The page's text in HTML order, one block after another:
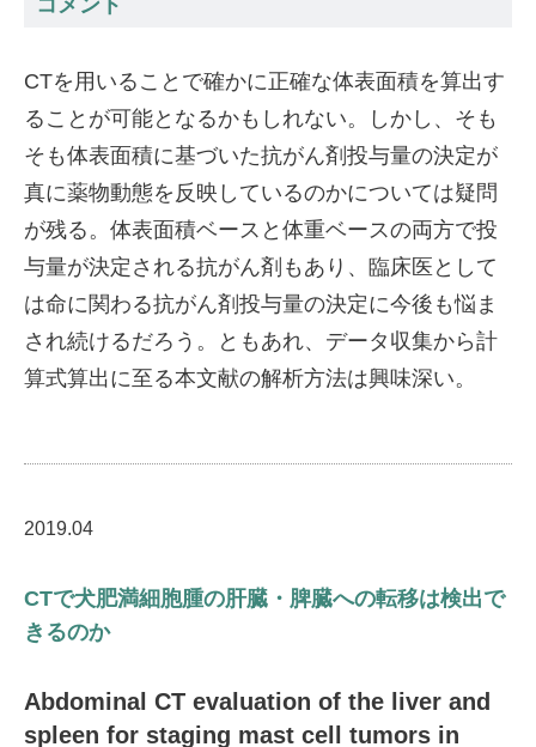
コメント
CTを用いることで確かに正確な体表面積を算出す
ることが可能となるかもしれない。しかし、そも
そも体表面積に基づいた抗がん剤投与量の決定が
真に薬物動態を反映しているのかについては疑問
が残る。体表面積ベースと体重ベースの両方で投
与量が決定される抗がん剤もあり、臨床医として
は命に関わる抗がん剤投与量の決定に今後も悩ま
され続けるだろう。ともあれ、データ収集から計
算式算出に至る本文献の解析方法は興味深い。
2019.04
CTで犬肥満細胞腫の肝臓・脾臓への転移は検出で
きるのか
Abdominal CT evaluation of the liver and
spleen for staging mast cell tumors in